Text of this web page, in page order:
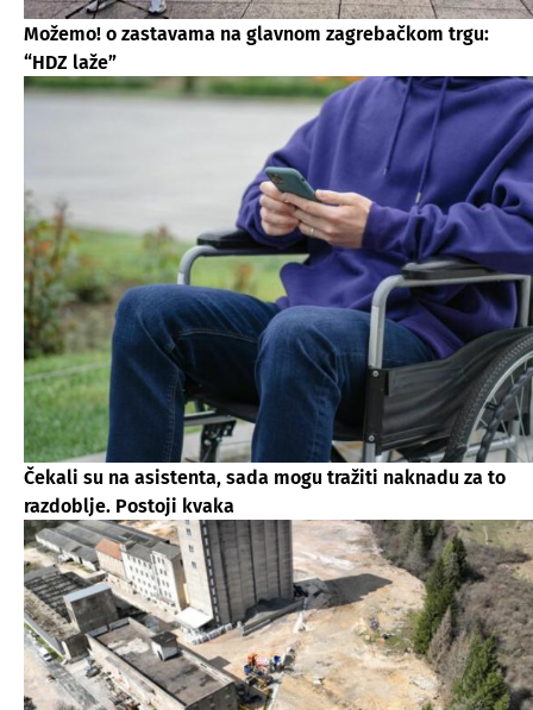
Možemo! o zastavama na glavnom zagrebačkom trgu:
“HDZ laže”
Čekali su na asistenta, sada mogu tražiti naknadu za to
razdoblje. Postoji kvaka